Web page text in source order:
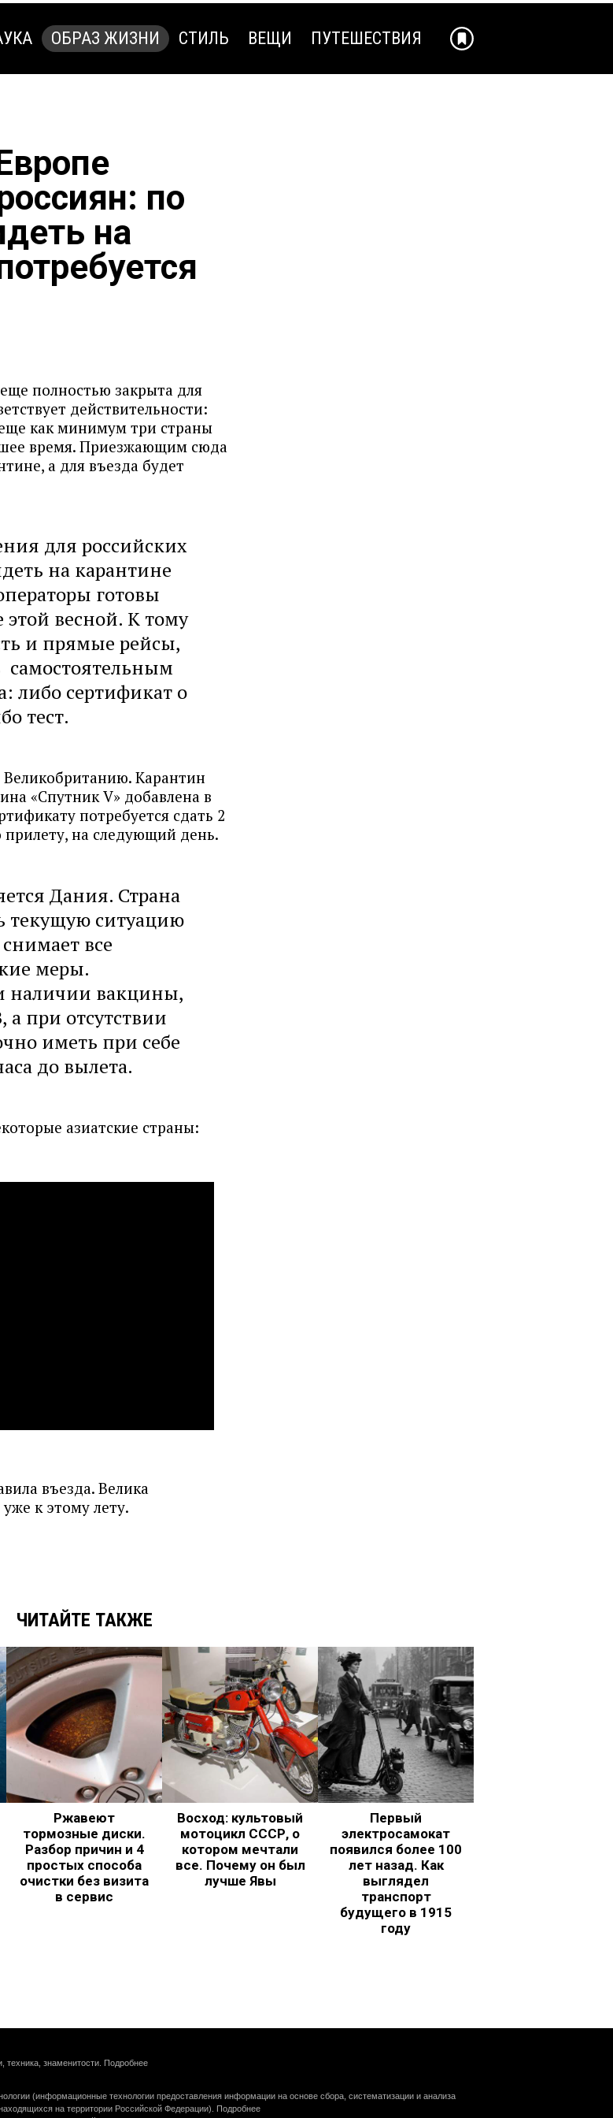
ОБРАЗ ЖИЗНИ СТИЛЬ ВЕЩИ ПУТЕШЕСТВИЯ
по
на
полностью закрыта для
действительности:
как минимум три страны
время. Приезжающим сюда
а для въезда будет
для российских
на карантине
готовы
весной. К тому
и прямые рейсы,
самостоятельным
либо сертификат о
тест.
Великобританию. Карантин
«Спутник V» добавлена в
потребуется сдать 2
на следующий день.
Дания. Страна
текущую ситуацию
все
меры.
наличии вакцины,
а при отсутствии
иметь при себе
до вылета.
азиатские страны:
въезда. Велика
к этому лету.
ЧИТАЙТЕ ТАКЖЕ
Ржавеют
тормозные диски.
Разбор причин и 4
простых способа
очистки без визита
в сервис
Восход: культовый
мотоцикл СССР, о
котором мечтали
все. Почему он был
лучше Явы
Первый
электросамокат
появился более 100
лет назад. Как
выглядел
транспорт
будущего в 1915
году
техника, знаменитости. Подробнее
(информационные технологии предоставления информации на основе сбора, систематизации и анализа
на территории Российской Федерации). Подробнее